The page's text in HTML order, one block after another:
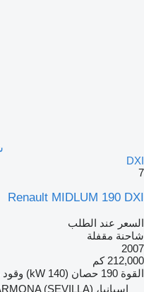
DXI
7
Renault MIDLUM 190 DXI
السعر عند الطلب
شاحنة مقفلة
2007
212,000 كم
القوة 190 حصان (140 kW) وقود
إسبانيا، CARMONA (SEVILLA)